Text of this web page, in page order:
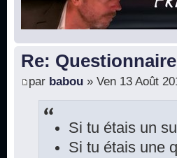
Re:
par babou » Ven 13 Août
Si tu étais un
Si tu étais une